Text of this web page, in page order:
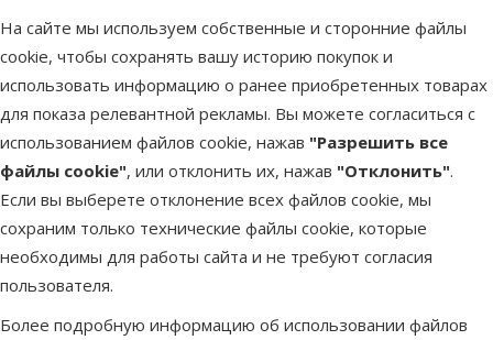
На сайте мы используем собственные и сторонние файлы
cookie, чтобы сохранять вашу историю покупок и
использовать информацию о ранее приобретенных товарах
для показа релевантной рекламы. Вы можете согласиться с
использованием файлов cookie, нажав "Разрешить все
файлы cookie", или отклонить их, нажав "Отклонить".
Если вы выберете отклонение всех файлов cookie, мы
сохраним только технические файлы cookie, которые
необходимы для работы сайта и не требуют согласия
пользователя.
Более подробную информацию об использовании файлов
Выгодно
марка
В наличии В корзину
Игрушка для
птиц - Bird
hanging
Оценка 0%